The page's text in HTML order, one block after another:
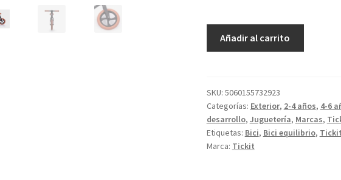
Negra
cantidad
Añadir al carrito
SKU: 5060155732923
Categorías: Exterior, 2-4 años, 4-6
desarrollo, Juguetería, Marcas,
Etiquetas: Bici, Bici equilibrio, Tickit
Marca: Tickit